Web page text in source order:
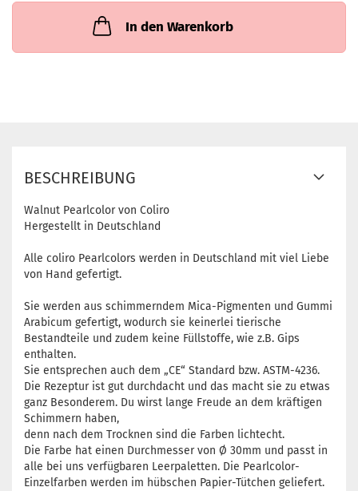
In den Warenkorb
BESCHREIBUNG
Walnut Pearlcolor von Coliro
Hergestellt in Deutschland
Alle coliro Pearlcolors werden in Deutschland mit viel Liebe
von Hand gefertigt.
Sie werden aus schimmerndem Mica-Pigmenten und Gummi
Arabicum gefertigt, wodurch sie keinerlei tierische
Bestandteile und zudem keine Füllstoffe, wie z.B. Gips
enthalten.
Sie entsprechen auch dem „CE“ Standard bzw. ASTM-4236.
Die Rezeptur ist gut durchdacht und das macht sie zu etwas
ganz Besonderem. Du wirst lange Freude an dem kräftigen
Schimmern haben,
denn nach dem Trocknen sind die Farben lichtecht.
Die Farbe hat einen Durchmesser von Ø 30mm und passt in
alle bei uns verfügbaren Leerpaletten. Die Pearlcolor-
Einzelfarben werden im hübschen Papier-Tütchen geliefert.